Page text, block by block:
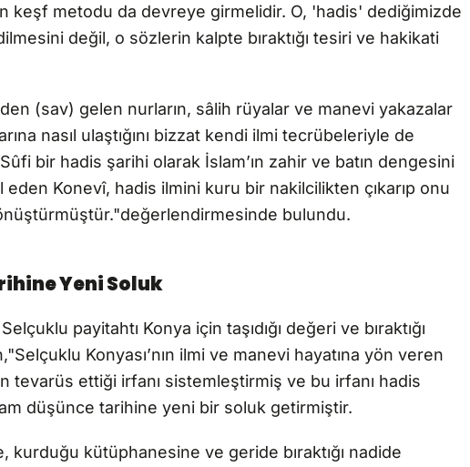
keşf metodu da devreye girmelidir. O, 'hadis' dediğimizde
değil, o sözlerin kalpte bıraktığı tesiri ve hakikati
(sav) gelen nurların, sâlih rüyalar ve manevi yakazalar
nasıl ulaştığını bizzat kendi ilmi tecrübeleriyle de
bir hadis şarihi olarak İslam’ın zahir ve batın dengesini
Konevî, hadis ilmini kuru bir nakilcilikten çıkarıp onu
bulundu.
Yeni Soluk
payitahtı Konya için taşıdığı değeri ve bıraktığı
Konyası’nın ilmi ve manevi hayatına yön veren
tevarüs ettiği irfanı sistemleştirmiş ve bu irfanı hadis
düşünce tarihine yeni bir soluk getirmiştir.
kurduğu kütüphanesine ve geride bıraktığı nadide